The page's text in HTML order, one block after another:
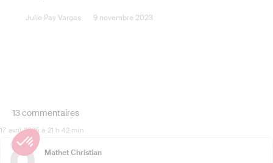
Julie Pay Vargas 9 novembre 2023
13 commentaires
17 avril 2025 à 21 h 42 min
Mathet Christian